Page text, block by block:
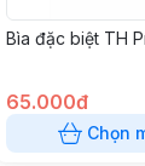
Bìa đặc biệt TH
65.000đ
Chọn